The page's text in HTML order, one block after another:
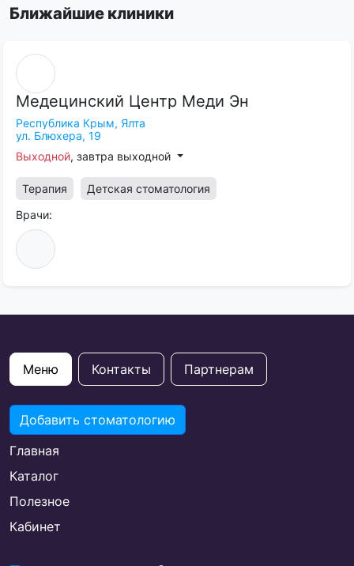
Ближайшие клиники
Медецинский Центр Меди Эн
Республика Крым, Ялта
ул. Блюхера, 19
Выходной, завтра выходной
Терапия
Детская стоматология
Врачи:
Меню Контакты Партнерам
Добавить стоматологию
Главная
Каталог
Полезное
Кабинет